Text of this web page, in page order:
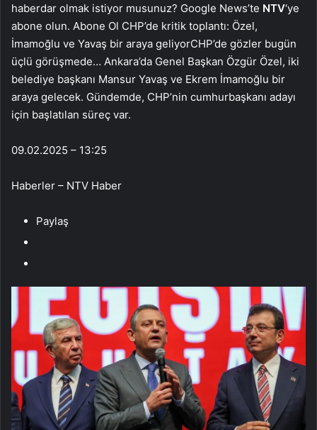
haberdar olmak istiyor musunuz? Google News’te NTV‘ye
abone olun. Abone Ol CHP’de kritik toplantı: Özel,
İmamoğlu ve Yavaş bir araya geliyorCHP’de gözler bugün
üçlü görüşmede… Ankara’da Genel Başkan Özgür Özel, iki
belediye başkanı Mansur Yavaş ve Ekrem İmamoğlu bir
araya gelecek. Gündemde, CHP’nin cumhurbaşkanı adayı
için başlatılan süreç var.
09.02.2025 – 13:25
Haberler – NTV Haber
Paylaş